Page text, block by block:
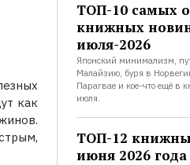
как
ТОП-10 самых
книжных
июля-2026
Японский минимализм,
Малайзию, буря в
Парагвае и кое-что ещё в
июля.
ТОП-12
июня 2026 года